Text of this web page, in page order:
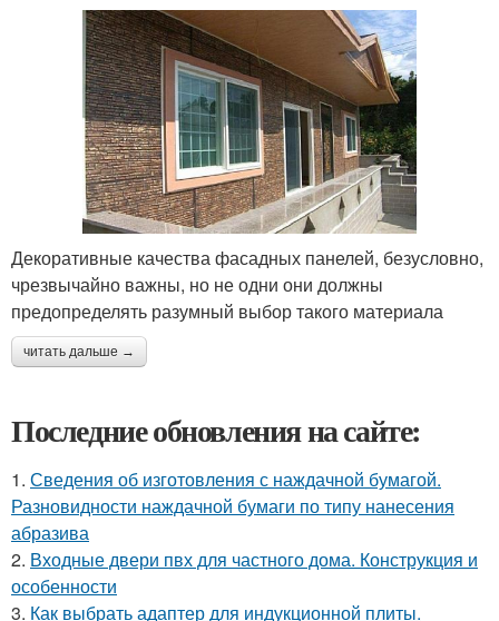
Декоративные качества фасадных панелей, безусловно,
чрезвычайно важны, но не одни они должны
предопределять разумный выбор такого материала
читать дальше →
Последние обновления на сайте:
1. Сведения об изготовления с наждачной бумагой.
Разновидности наждачной бумаги по типу нанесения
абразива
2. Входные двери пвх для частного дома. Конструкция и
особенности
3. Как выбрать адаптер для индукционной плиты.